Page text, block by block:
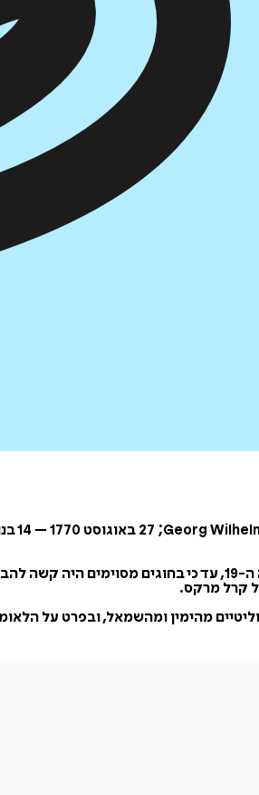
הגותו של הגל תרמה רבות לעיצוב עולם הפילוסופיה
קרל מרקס.
מהימין ומהשמאל, ובפרט על